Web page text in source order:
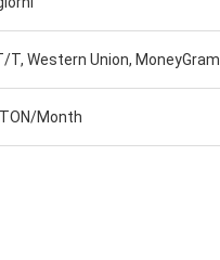
T, Western Union, MoneyGram
Month